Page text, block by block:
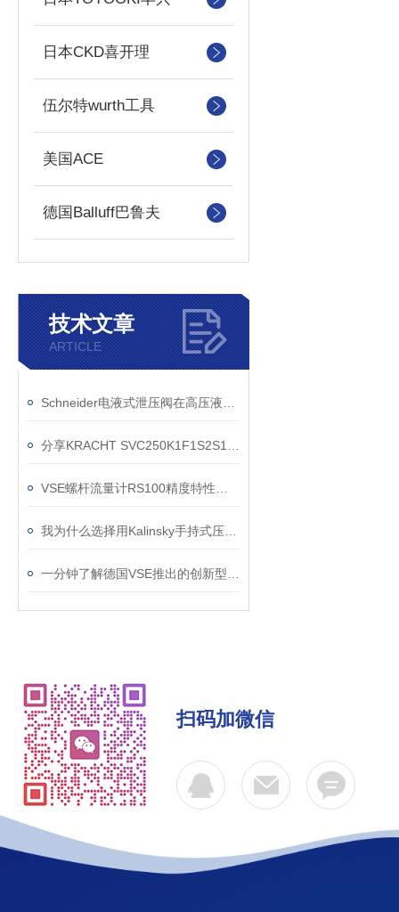
日本CKD喜开理
伍尔特wurth工具
美国ACE
德国Balluff巴鲁夫
技术文章
ARTICLE
扫码加微信